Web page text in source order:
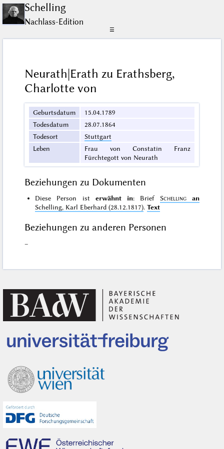
Schelling
Nachlass-Edition
☰
Neurath|Erath zu Erathsberg,
Charlotte von
Geburtsdatum
15.04.1789
Todesdatum
28.07.1864
Todesort
Stuttgart
Leben
Frau von Constatin Franz
Fürchtegott von Neurath
Beziehungen zu Dokumenten
Diese Person ist erwähnt in: Brief Schelling
an
Schelling, Karl Eberhard (28.12.1817).Text
Beziehungen zu anderen Personen
–